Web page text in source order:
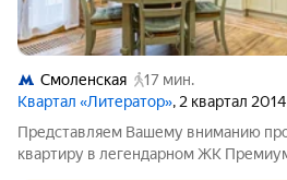
Смоленская
17 мин.
Квартал «Литератор», 2 квартал 2014
Представляем Вашему вниманию
квартиру в легендарном ЖК